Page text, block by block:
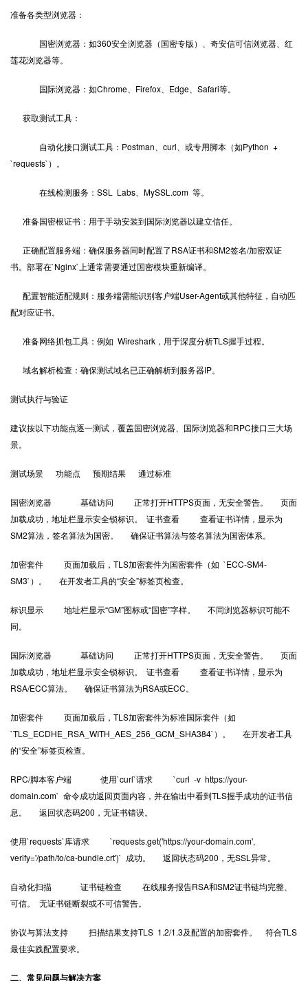
准备各类型浏览器：
国密浏览器：如360安全浏览器（国密专版）、奇安信可信浏览器、红
莲花浏览器等。
国际浏览器：如Chrome、Firefox、Edge、Safari等。
获取测试工具：
自动化接口测试工具：Postman、curl、或专用脚本（如Python +
`requests`）。
在线检测服务：SSL Labs、MySSL.com 等。
准备国密根证书：用于手动安装到国际浏览器以建立信任。
正确配置服务端：确保服务器同时配置了RSA证书和SM2签名/加密双证
书。部署在`Nginx`上通常需要通过国密模块重新编译。
配置智能适配规则：服务端需能识别客户端User-Agent或其他特征，自动匹
配对应证书。
准备网络抓包工具：例如 Wireshark，用于深度分析TLS握手过程。
域名解析检查：确保测试域名已正确解析到服务器IP。
测试执行与验证
建议按以下功能点逐一测试，覆盖国密浏览器、国际浏览器和RPC接口三大场
景。
测试场景 功能点 预期结果 通过标准
国密浏览器 基础访问 正常打开HTTPS页面，无安全警告。 页面
加载成功，地址栏显示安全锁标识。 证书查看 查看证书详情，显示为
SM2算法，签名算法为国密。 确保证书算法与签名算法为国密体系。
加密套件 页面加载后，TLS加密套件为国密套件（如 `ECC-SM4-
SM3`）。 在开发者工具的“安全”标签页检查。
标识显示 地址栏显示“GM”图标或“国密”字样。 不同浏览器标识可能不
同。
国际浏览器 基础访问 正常打开HTTPS页面，无安全警告。 页面
加载成功，地址栏显示安全锁标识。 证书查看 查看证书详情，显示为
RSA/ECC算法。 确保证书算法为RSA或ECC。
加密套件 页面加载后，TLS加密套件为标准国际套件（如
`TLS_ECDHE_RSA_WITH_AES_256_GCM_SHA384`）。 在开发者工具
的“安全”标签页检查。
RPC/脚本客户端 使用`curl`请求 `curl -v https://your-
domain.com` 命令成功返回页面内容，并在输出中看到TLS握手成功的证书信
息。 返回状态码200，无证书错误。
使用`requests`库请求 `requests.get('https://your-domain.com',
verify='/path/to/ca-bundle.crt')` 成功。 返回状态码200，无SSL异常。
自动化扫描 证书链检查 在线服务报告RSA和SM2证书链均完整、
可信。 无证书链断裂或不可信警告。
协议与算法支持 扫描结果支持TLS 1.2/1.3及配置的加密套件。 符合TLS
最佳实践配置要求。
二、常见问题与解决方案